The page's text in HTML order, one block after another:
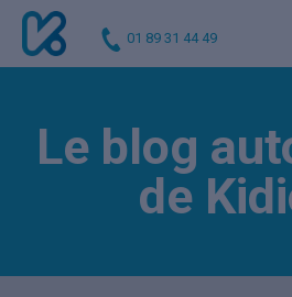
01 89 31 44 49
Le blog
de